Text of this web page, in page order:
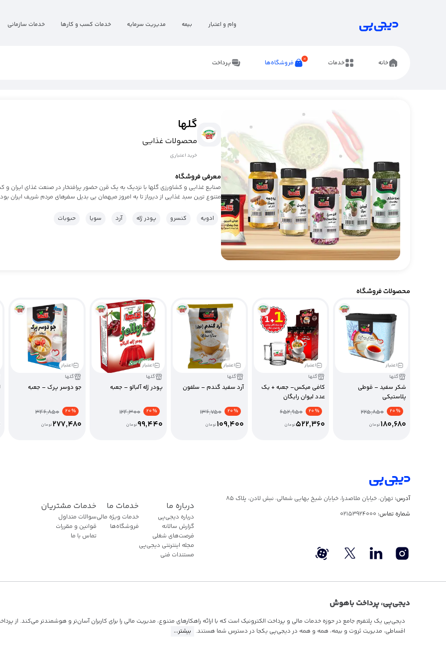
وام و اعتبار بیمه مدیریت سرمایه خدمات کسب و کارها خدمات سازمانی
خانه خدمات فروشگاه‌ها پرداخت
گلها
محصولات غذایی
خرید اعتباری
معرفی فروشگاه
صنایع غذایی و کشاورزی گلها با نزدیک به یک قرن حضور پرافتخار در صنعت غذای ایران و
متنوع ترین سبد غذایی از دیرباز تا به امروز میهمان بی بدیل سفرهای مردم شریف ایران
ادویه کنسرو پودر ژله آرد سویا حبوبات
محصولات فروشگاه
اعتبار
گلها
شکر سفید – قوطی
پلاستیکی
% 20
225,850
180,680تومان
اعتبار
گلها
کافی میکس– جعبه + یک
عدد لیوان رایگان
% 20
652,950
522,360تومان
اعتبار
گلها
آرد سفید گندم – سلفون
% 20
136,750
109,400تومان
اعتبار
گلها
پودر ژله آلبالو – جعبه
% 20
124,300
99,440تومان
اعتبار
گلها
جو دوسر پرک – جعبه
% 20
346,850
277,480تومان
آدرس: تهران، خیابان ملاصدرا، خیابان شیخ بهایی شمالی، نبش لادن، پلاک ۸۵
شماره تماس: 02153924000
درباره ما
درباره دیجی‌پی
گزارش سالانه
فرصت‌های شغلی
مجله اینترنتی دیجی‌پی
مستندات فنی
خدمات ما
خدمات ویژه مالی
فروشگاه‌ها
خدمات مشتریان
سوالات متداول
قوانین و مقررات
تماس با ما
دیجی‌پی، پرداخت باهوش
دیجی‌پی یک پلتفرم جامع در حوزه خدمات مالی و پرداخت الکترونیک است که با ارائه راهکارهای متنوع، مدیریت مالی را برای کاربران آسان‌تر و هوشمندتر می‌کند. از
اقساطی، مدیریت ثروت و بیمه، همه و همه در دیجی‌پی یکجا در دسترس شما هستند. بیشتر...